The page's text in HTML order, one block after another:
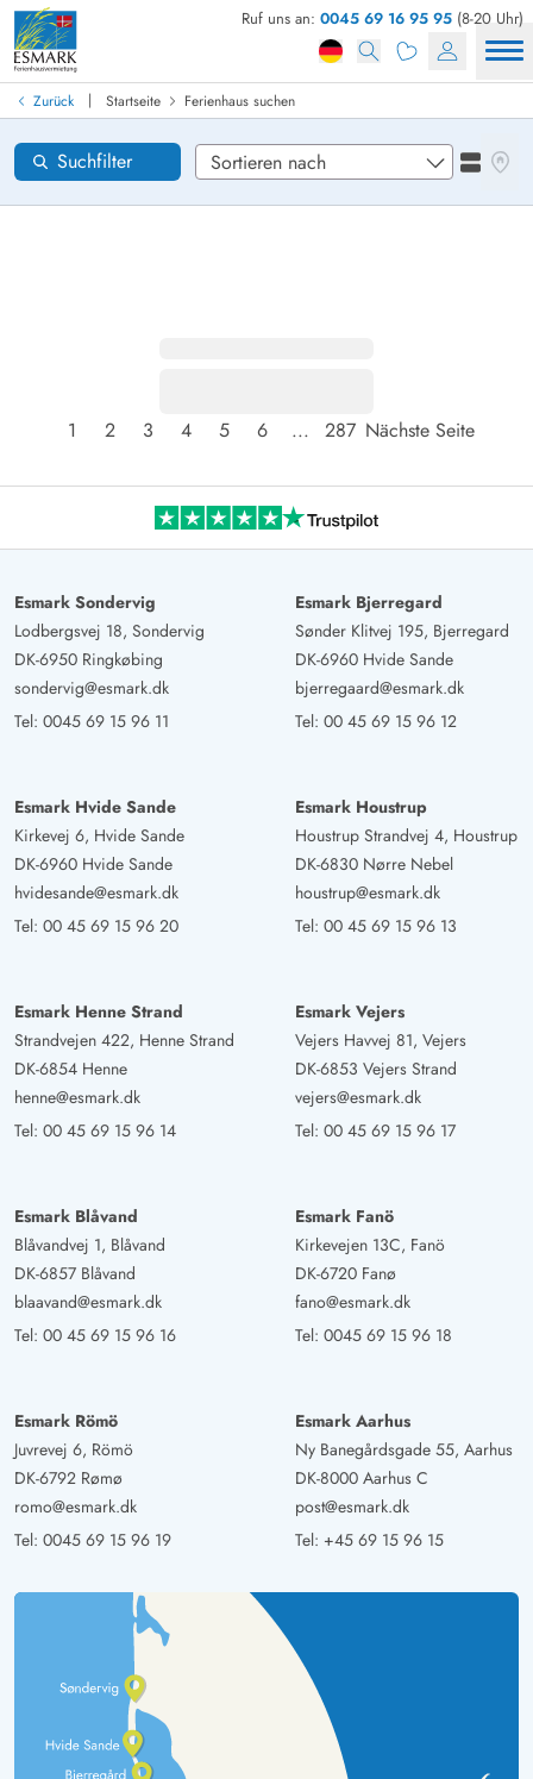
Ruf uns an: 0045 69 16 95 95 (8-20 Uhr)
Zurück | Startseite Ferienhaus suchen
1 2 3 4 5 6 ... 287 Nächste Seite
Suchfilter
Ferienhaus in Dänemark finden
Anreise
Gebiete
Esmark Sondervig
Lodbergsvej 18, Sondervig
DK-6950 Ringkøbing
sondervig@esmark.dk
Tel: 0045 69 15 96 11
Esmark Bjerregard
Sønder Klitvej 195, Bjerregard
DK-6960 Hvide Sande
bjerregaard@esmark.dk
Tel: 00 45 69 15 96 12
Esmark Hvide Sande
Kirkevej 6, Hvide Sande
DK-6960 Hvide Sande
hvidesande@esmark.dk
Tel: 00 45 69 15 96 20
Esmark Houstrup
Houstrup Strandvej 4, Houstrup
DK-6830 Nørre Nebel
houstrup@esmark.dk
Tel: 00 45 69 15 96 13
Esmark Henne Strand
Strandvejen 422, Henne Strand
DK-6854 Henne
henne@esmark.dk
Tel: 00 45 69 15 96 14
Esmark Vejers
Vejers Havvej 81, Vejers
DK-6853 Vejers Strand
vejers@esmark.dk
Tel: 00 45 69 15 96 17
Esmark Blåvand
Blåvandvej 1, Blåvand
DK-6857 Blåvand
blaavand@esmark.dk
Tel: 00 45 69 15 96 16
Esmark Fanö
Kirkevejen 13C, Fanö
DK-6720 Fanø
fano@esmark.dk
Tel: 0045 69 15 96 18
Esmark Römö
Juvrevej 6, Römö
DK-6792 Rømø
romo@esmark.dk
Tel: 0045 69 15 96 19
Esmark Aarhus
Ny Banegårdsgade 55, Aarhus
DK-8000 Aarhus C
post@esmark.dk
Tel: +45 69 15 96 15